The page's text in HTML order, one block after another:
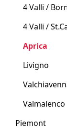
4 Valli /
4 Valli /
Aprica
Livigno
Valmalenco
Piemont